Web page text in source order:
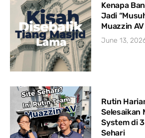
Kenapa
Jadi
Muazzin AV
June 13,
Rutin
Selesaikan
System di
Sehari